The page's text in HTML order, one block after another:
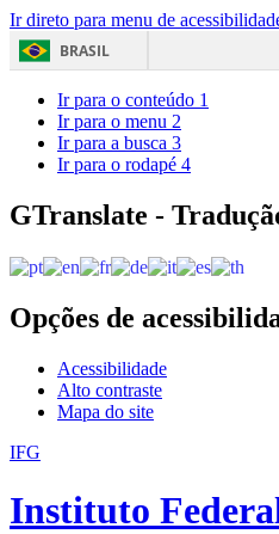
Ir direto para menu de
BRASIL
Ir para o conteúdo 1
Ir para o menu 2
Ir para a busca 3
Ir para o rodapé 4
GTranslate -
Opções de
Acessibilidade
Alto contraste
Mapa do site
IFG
Instituto